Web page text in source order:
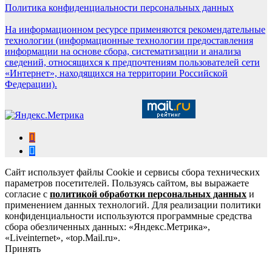
Политика конфиденциальности персональных данных
На информационном ресурсе применяются рекомендательные
технологии (информационные технологии предоставления
информации на основе сбора, систематизации и анализа
сведений, относящихся к предпочтениям пользователей сети
«Интернет», находящихся на территории Российской
Федерации).
Сайт использует файлы Cookie и сервисы сбора технических
параметров посетителей. Пользуясь сайтом, вы выражаете
согласие с политикой обработки персональных данных и
применением данных технологий. Для реализации политики
конфиденциальности используются программные средства
сбора обезличенных данных: «Яндекс.Метрика»,
«Liveinternet», «top.Mail.ru».
Принять